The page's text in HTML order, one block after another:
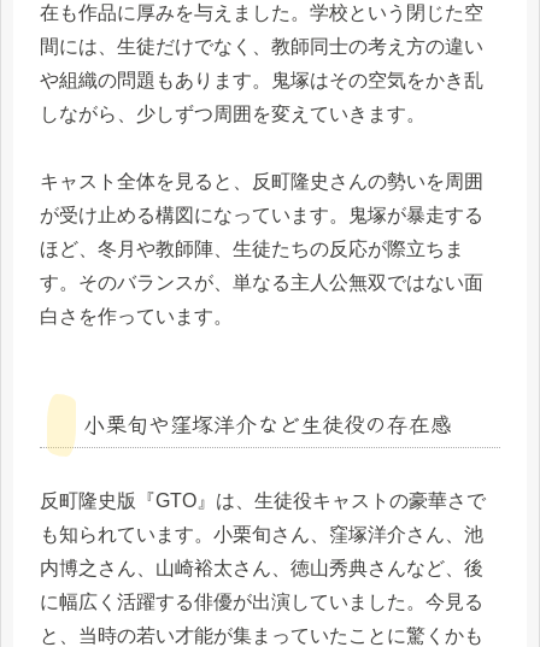
在も作品に厚みを与えました。学校という閉じた空
間には、生徒だけでなく、教師同士の考え方の違い
や組織の問題もあります。鬼塚はその空気をかき乱
しながら、少しずつ周囲を変えていきます。
キャスト全体を見ると、反町隆史さんの勢いを周囲
が受け止める構図になっています。鬼塚が暴走する
ほど、冬月や教師陣、生徒たちの反応が際立ちま
す。そのバランスが、単なる主人公無双ではない面
白さを作っています。
小栗旬や窪塚洋介など生徒役の存在感
反町隆史版『GTO』は、生徒役キャストの豪華さで
も知られています。小栗旬さん、窪塚洋介さん、池
内博之さん、山崎裕太さん、徳山秀典さんなど、後
に幅広く活躍する俳優が出演していました。今見る
と、当時の若い才能が集まっていたことに驚くかも